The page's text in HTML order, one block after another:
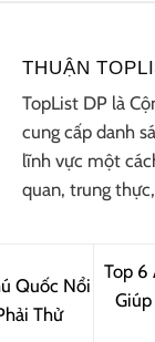
THUẬN
TopList DP là
cung cấp danh
lĩnh vực một
quan, trung
Quốc Nổi
Thử
Top 6